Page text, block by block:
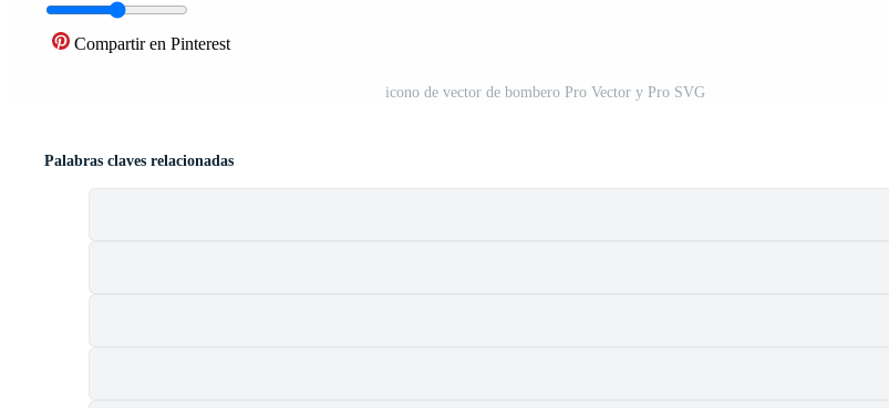
Compartir en Pinterest
icono de vector de bombero Pro Vector y Pro SVG
Palabras claves relacionadas